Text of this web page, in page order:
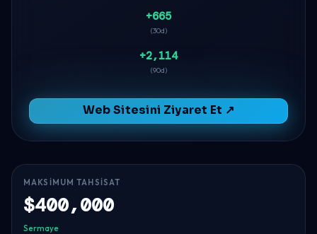
+665
(30d)
+2,114
(90d)
Web Sitesini Ziyaret Et ↗
MAKSIMUM TAHSISAT
$400,000
Sermaye